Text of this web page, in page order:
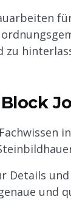
zu
Details
und